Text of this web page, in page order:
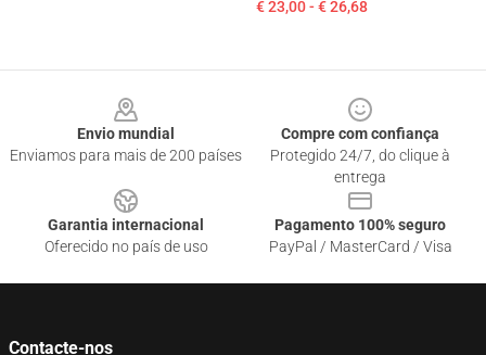
€ 23,00 - € 26,68
Envio mundial
Enviamos para mais de 200 países
Compre com confiança
Protegido 24/7, do clique à
entrega
Garantia internacional
Oferecido no país de uso
Pagamento 100% seguro
PayPal / MasterCard / Visa
Contacte-nos